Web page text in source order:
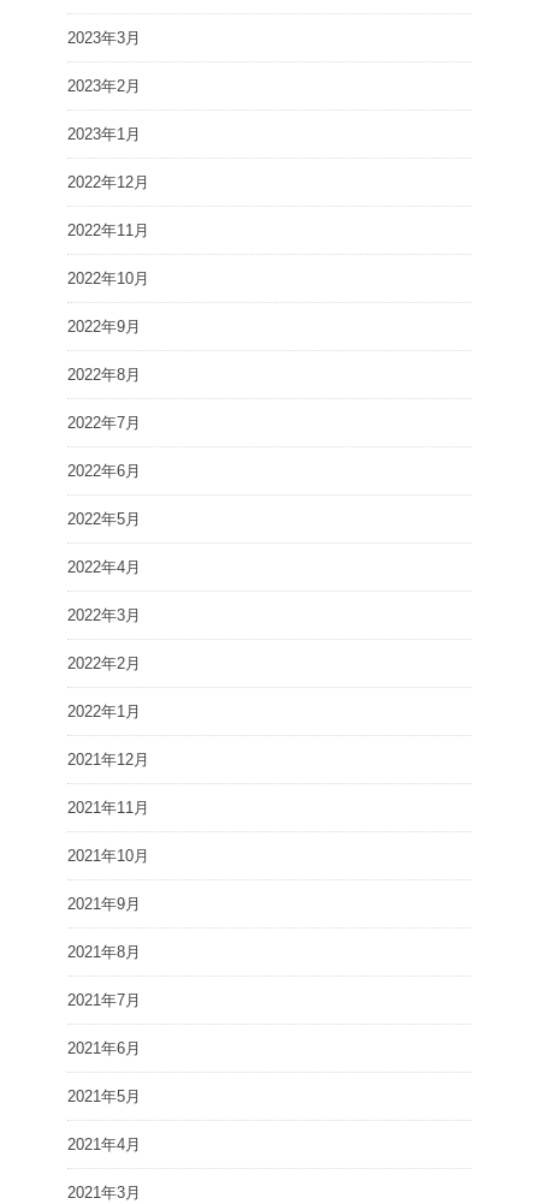
2023年3月
2023年2月
2023年1月
2022年12月
2022年11月
2022年10月
2022年9月
2022年8月
2022年7月
2022年6月
2022年5月
2022年4月
2022年3月
2022年2月
2022年1月
2021年12月
2021年11月
2021年10月
2021年9月
2021年8月
2021年7月
2021年6月
2021年5月
2021年4月
2021年3月